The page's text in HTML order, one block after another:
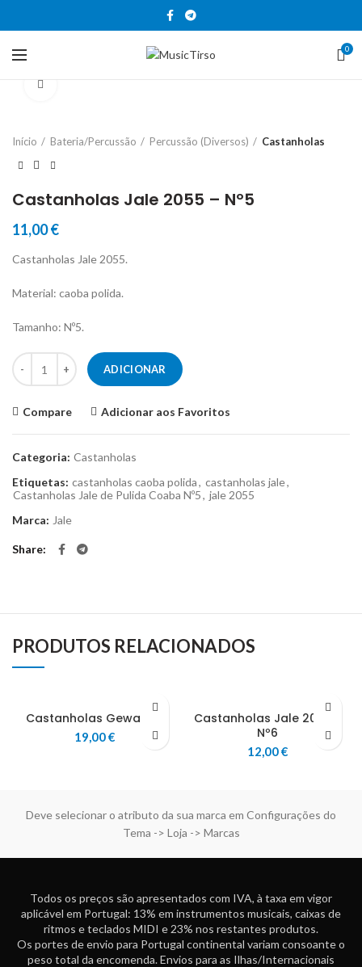
0
Início Bateria/Percussão Percussão (Diversos) Castanholas
Castanholas Jale 2055 – Nº5
11,00€
Castanholas Jale 2055.
Material: caoba polida.
Tamanho: Nº5.
Quantidade de Castanholas Jale 2055 - Nº5
ADICIONAR
Compare Adicionar aos Favoritos
Categoria: Castanholas
Etiquetas: castanholas caoba polida, castanholas jale,
Castanholas Jale de Pulida Coaba Nº5, jale 2055
Marca: Jale
Share
PRODUTOS RELACIONADOS
Castanholas Gewa 415
19,00€
Castanholas Jale 2096 –
Nº6
12,00€
Deve selecionar o atributo da sua marca em Configurações do
Tema -> Loja -> Marcas
Todos os preços são apresentados com IVA, à taxa em vigor
aplicável em Portugal: 13% em instrumentos musicais, caixas de
ritmos e teclados MIDI e 23% nos restantes produtos.
Os portes de envio para Portugal continental variam consoante o
peso total da encomenda. Envios para as Ilhas/Internacionais